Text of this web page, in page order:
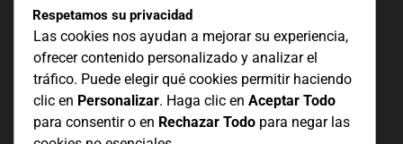
Respetamos su privacidad
Las cookies nos ayudan a mejorar su experiencia,
ofrecer contenido personalizado y analizar el
tráfico. Puede elegir qué cookies permitir haciendo
clic en Personalizar. Haga clic en Aceptar Todo
para consentir o en Rechazar Todo para negar las